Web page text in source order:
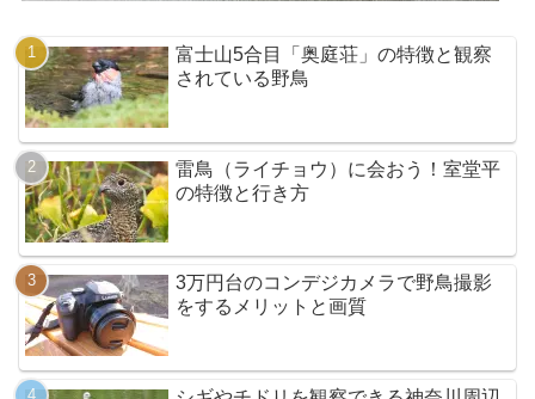
富士山5合目「奥庭荘」の特徴と観察
されている野鳥
雷鳥（ライチョウ）に会おう！室堂平
の特徴と行き方
3万円台のコンデジカメラで野鳥撮影
をするメリットと画質